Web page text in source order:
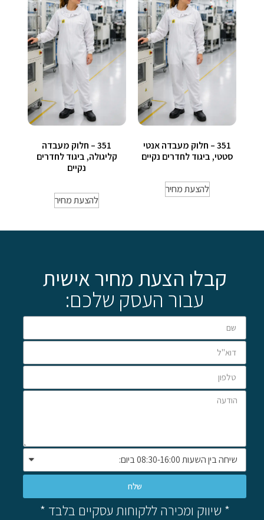
351 – חלוק מעבדה אנטי
סטטי, ביגוד לחדרים נקיים
להצעת מחיר
351 – חלוק מעבדה
קליגולה, ביגוד לחדרים
נקיים
להצעת מחיר
קבלו הצעת מחיר אישית
עבור העסק שלכם:
שלח
* שיווק ומכירה ללקוחות עסקיים בלבד *